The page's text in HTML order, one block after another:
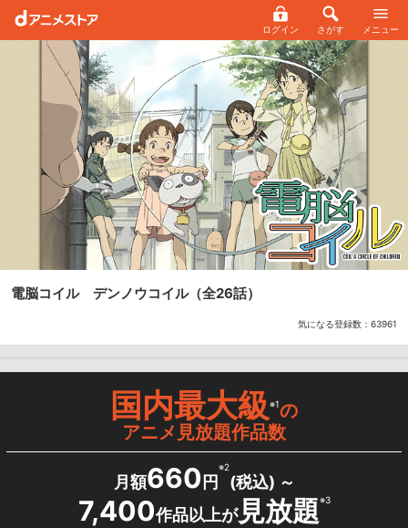
ログイン さがす メニュー
電脳コイル デンノウコイル（全26話）
気になる登録数： 63961
国内最大級※1の
アニメ見放題作品数
月額660 円
※2
(税込) ～
7,400作品以上が見放題※3